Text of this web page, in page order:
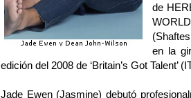
de
en la
edición del 2008 de ‘Britain’s Got Talent’
Jade Ewen (Jasmine) debutó